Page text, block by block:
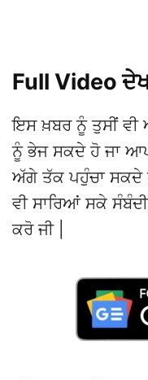
Full Video
ਇਸ ਖ਼ਬਰ ਨੂੰ ਤੁਸੀਂ ਵੀ
ਨੂੰ ਭੇਜ ਸਕਦੇ ਹੋ ਜਾ
ਅੱਗੇ ਤੱਕ ਪਹੁੰਚਾ ਸਕਦੇ
ਵੀ ਸਾਰਿਆਂ ਸਕੇ
ਕਰੋ ਜੀ |